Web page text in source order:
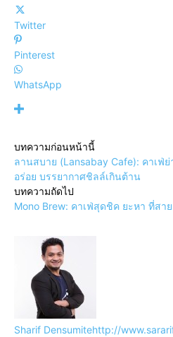
Twitter
Pinterest
WhatsApp
บทความก่อนหน้านี้
ลานสบาย (Lansabay Cafe): คาเฟ่
อร่อย บรรยากาศชิลล์เกินต้าน
บทความถัดไป
Mono Brew: คาเฟ่สุดชิค ยะหา ที่สา
Sharif Densumitehttp://